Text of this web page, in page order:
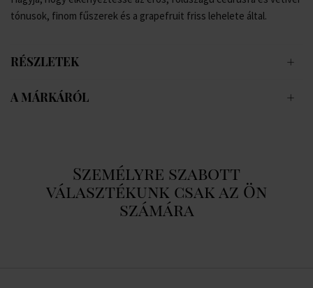
tónusok, finom fűszerek és a grapefruit friss lehelete által.
RÉSZLETEK
A MÁRKÁRÓL
Személyre szabott
választékunk csak az Ön
számára